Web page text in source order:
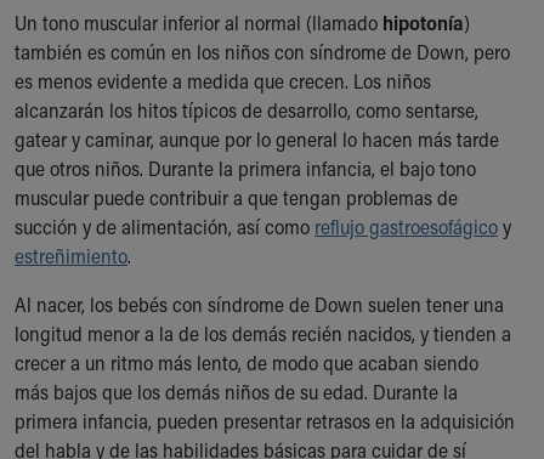
Health Info
Health Information
Healthy Info, Healthy Kids
Inside Children's Blog
KidsHealth Topics
Family Library
Educational Resources
Injury Prevention
Medical Records
Symptom Checker
Skip to main content
Un tono muscular inferior al normal (llamado hipotonía)
también es común en los niños con síndrome de Down, pero
es menos evidente a medida que crecen. Los niños
alcanzarán los hitos típicos de desarrollo, como sentarse,
gatear y caminar, aunque por lo general lo hacen más tarde
que otros niños. Durante la primera infancia, el bajo tono
muscular puede contribuir a que tengan problemas de
succión y de alimentación, así como reflujo gastroesofágicoy
estreñimiento.
Al nacer, los bebés con síndrome de Down suelen tener una
longitud menor a la de los demás recién nacidos, y tienden a
crecer a un ritmo más lento, de modo que acaban siendo
más bajos que los demás niños de su edad. Durante la
primera infancia, pueden presentar retrasos en la adquisición
del habla y de las habilidades básicas para cuidar de sí